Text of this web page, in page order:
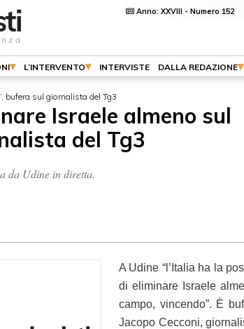
Anno: XXVIII - Numero 152
L’INTERVENTO INTERVISTE DALLA REDAZIONE
bufera sul giornalista del Tg3
Israele almeno sul
del Tg3
da Udine in diretta.
A Udine “l’Italia ha la
di eliminare Israele
campo, vincendo”. È
Jacopo Cecconi,